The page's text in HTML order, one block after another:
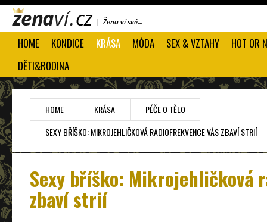
HOME KONDICE KRÁSA MÓDA SEX & VZTAHY
HOT OR
DĚTI&RODINA
HOME KRÁSA
PÉČE O TĚLO
SEXY BŘÍŠKO: MIKROJEHLIČKOVÁ RADIOFREKVENCE VÁS ZBAVÍ STRIÍ
Sexy bříško: Mikrojehličková
zbaví strií